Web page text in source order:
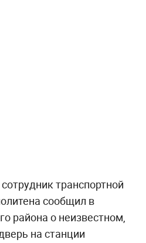
транспортной
сообщил в
района о неизвестном,
на станции